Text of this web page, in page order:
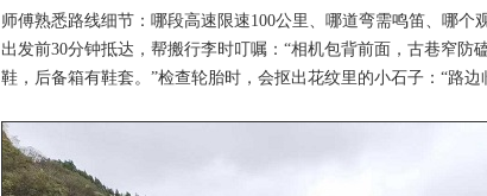
师傅熟悉路线细节：哪段高速限速100公里、哪道弯需鸣笛、哪个
出发前30分钟抵达，帮搬行李时叮嘱：“相机包背前面，古巷窄防
鞋，后备箱有鞋套。”检查轮胎时，会抠出花纹里的小石子：“路